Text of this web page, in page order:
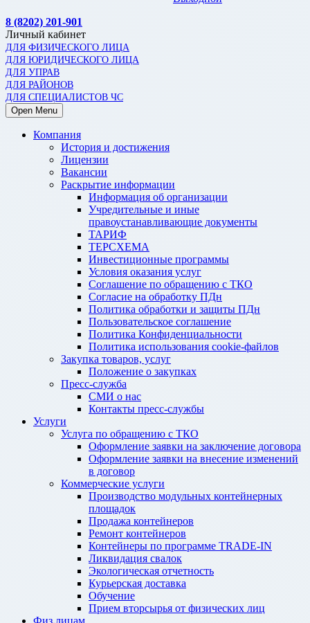
8 (8202) 201-901
Личный кабинет
ДЛЯ ФИЗИЧЕСКОГО ЛИЦА
ДЛЯ ЮРИДИЧЕСКОГО ЛИЦА
ДЛЯ УПРАВ
ДЛЯ РАЙОНОВ
ДЛЯ СПЕЦИАЛИСТОВ ЧС
Open Menu
Компания
История и достижения
Лицензии
Вакансии
Раскрытие информации
Информация об организации
Учредительные и иные
правоустанавливающие документы
ТАРИФ
ТЕРСХЕМА
Инвестиционные программы
Условия оказания услуг
Соглашение по обращению с ТКО
Согласие на обработку ПДн
Политика обработки и защиты ПДн
Пользовательское соглашение
Политика Конфиденциальности
Политика использования cookie-файлов
Закупка товаров, услуг
Положение о закупках
Пресс-служба
СМИ о нас
Контакты пресс-службы
Услуги
Услуга по обращению с ТКО
Оформление заявки на заключение договора
Оформление заявки на внесение изменений
в договор
Коммерческие услуги
Производство модульных контейнерных
площадок
Продажа контейнеров
Ремонт контейнеров
Контейнеры по программе TRADE-IN
Ликвидация свалок
Экологическая отчетность
Курьерская доставка
Обучение
Прием вторсырья от физических лиц
Физ.лицам